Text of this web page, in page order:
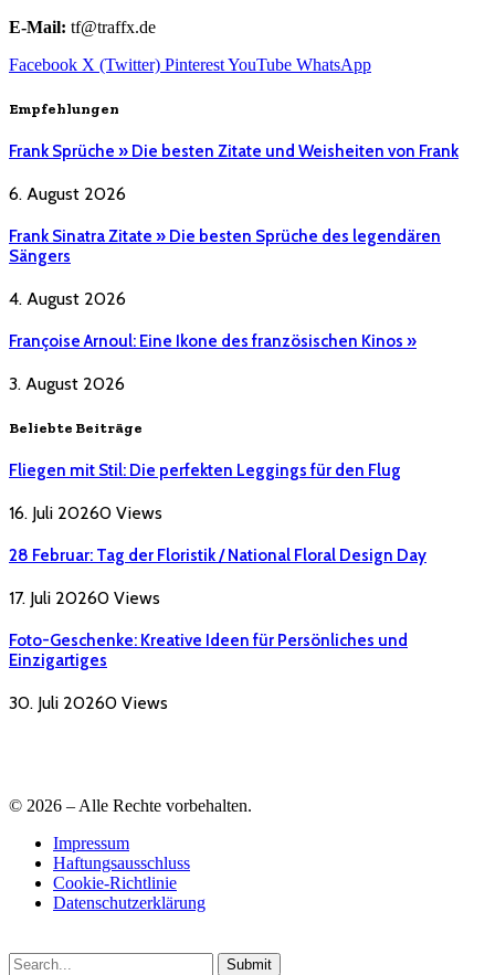
E-Mail: tf@traffx.de
Facebook X (Twitter) PinterestYouTube WhatsApp
Empfehlungen
Frank Sprüche » Die besten Zitate und Weisheiten von Frank
6. August 2026
Frank Sinatra Zitate » Die besten Sprüche des legendären
Sängers
4. August 2026
Françoise Arnoul: Eine Ikone des französischen Kinos »
3. August 2026
Beliebte Beiträge
Fliegen mit Stil: Die perfekten Leggings für den Flug
16. Juli 20260 Views
28 Februar: Tag der Floristik / National Floral Design Day
17. Juli 20260 Views
Foto-Geschenke: Kreative Ideen für Persönliches und
Einzigartiges
30. Juli 20260 Views
© 2026 – Alle Rechte vorbehalten.
Impressum
Haftungsausschluss
Cookie-Richtlinie
Datenschutzerklärung
Submit